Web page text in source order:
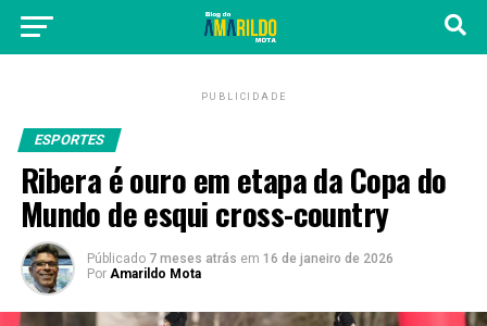
PUBLICIDADE
ESPORTES
Ribera é ouro em etapa da Copa do
Mundo de esqui cross-country
Públicado 7 meses atrás em 16 de janeiro de 2026
Por Amarildo Mota